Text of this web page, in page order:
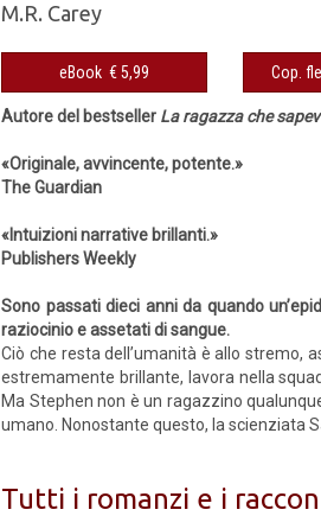
M.R. Carey
eBook € 5,99
Autore del bestseller La ragazza che
«Originale, avvincente, potente.»
The Guardian
«Intuizioni narrative brillanti.»
Publishers Weekly
Sono passati dieci anni da quando
raziocinio e assetati di sangue.
Ciò che resta dell’umanità è allo stremo,
estremamente brillante, lavora nella
Ma Stephen non è un ragazzino
umano. Nonostante questo, la scienziata
Tutti i romanzi e i